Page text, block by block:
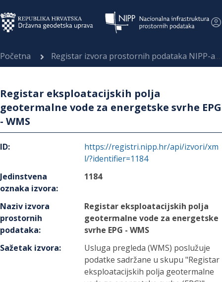
Početna Registar izvora prostornih podataka NIPP-a
Registar eksploatacijskih polja
geotermalne vode za energetske svrhe EPG
- WMS
ID:
https://registri.nipp.hr/api/izvori/xm
l/?identifier=1184
Jedinstvena
oznaka izvora:
1184
Naziv izvora
prostornih
podataka:
Registar eksploatacijskih polja
geotermalne vode za energetske
svrhe EPG - WMS
Sažetak izvora:
Usluga pregleda (WMS) poslužuje
podatke sadržane u skupu "Registar
eksploatacijskih polja geotermalne